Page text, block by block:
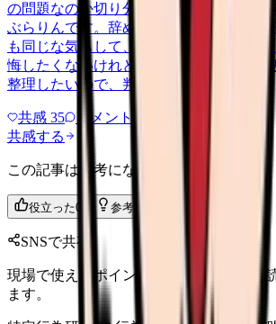
の問題なのか切り分けられず、転職すべ
ぶらりんです。辞めれば楽になる気もす
も同じな気もして、決め手がありません
悔したくないけれど、このまま留まる根
整理したいので、判断材料の集…
共感 35 コメント
共感する
この記事は参考になりましたか？
役立った0 参考になった
SNSで共有
現場で使えるポイントを、同僚やあとで
ます。